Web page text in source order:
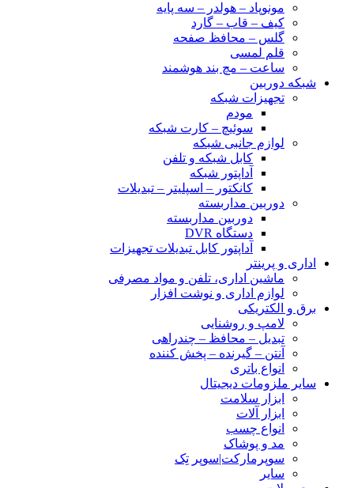
مونوپاد – هولدر – سه پایه
کیف – قاب – گارد
گلس – محافظ صفحه
قلم لمسی
ساعت – مچ بند هوشمند
شبکه دوربین
تجهیزات شبکه
مودم
سوئیچ – کارت شبکه
لوازم جانبی شبکه
کابل شبکه و تلفن
آداپتور شبکه
کانکتور – اسپلیتر – تبدیلات
دوربین مداربسته
دوربین مداربسته
دستگاه DVR
آداپتور کابل تبدیلات تجهیزات
اداری و پرینتر
ماشین اداری، تلفن و مواد مصرفی
لوازم اداری و نوشت افزار
برق و الکتریکی
لامپ و روشنایی
تبدیل – محافظ – چندراهی
آنتن – گیرنده – پخش کننده
انواع باتری
سایر ملزومات دیجیتال
ابزار سلامت
ابزار آلات
انواع چسب
مد و پوشاک
سوپرمارکت|سوپر تِک
سایر